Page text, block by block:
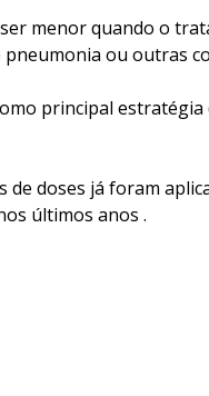
menor quando o
ou outras
principal
de doses já foram
últimos anos .